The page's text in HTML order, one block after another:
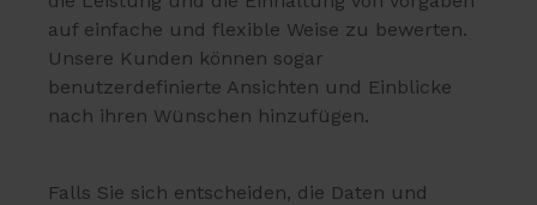
auf einfache und flexible Weise zu bewerten.
Unsere Kunden können sogar
benutzerdefinierte Ansichten und Einblicke
nach ihren Wünschen hinzufügen.
Falls Sie sich entscheiden, die Daten und